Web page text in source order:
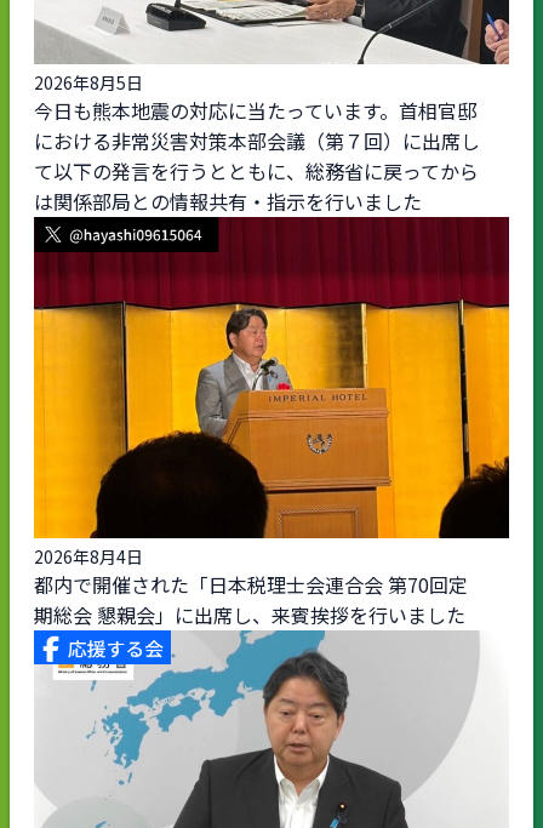
2026年8月5日
今日も熊本地震の対応に当たっています。首相官邸
における非常災害対策本部会議（第７回）に出席し
て以下の発言を行うとともに、総務省に戻ってから
は関係部局との情報共有・指示を行いました
2026年8月4日
都内で開催された「日本税理士会連合会 第70回定
期総会 懇親会」に出席し、来賓挨拶を行いました